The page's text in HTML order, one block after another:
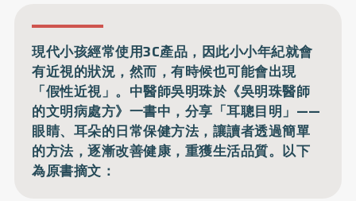
現代小孩經常使用3C產品，因此小小年紀就會
有近視的狀況，然而，有時候也可能會出現
「假性近視」。中醫師吳明珠於《吳明珠醫師
的文明病處方》一書中，分享「耳聰目明」——
眼睛、耳朵的日常保健方法，讓讀者透過簡單
的方法，逐漸改善健康，重獲生活品質。以下
為原書摘文：